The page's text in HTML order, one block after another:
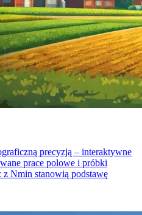
precyzją – interaktywne
prace polowe i próbki
Nmin stanowią podstawę